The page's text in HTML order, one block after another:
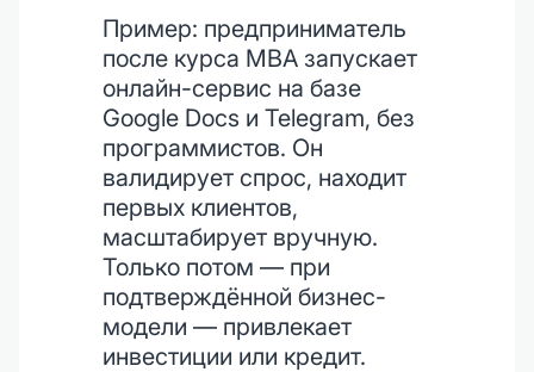
Пример: предприниматель
после курса MBA запускает
онлайн-сервис на базе
Google Docs и Telegram, без
программистов. Он
валидирует спрос, находит
первых клиентов,
масштабирует вручную.
Только потом — при
подтверждённой бизнес-
модели — привлекает
инвестиции или кредит.